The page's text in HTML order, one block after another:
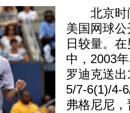
北京时
美国网球
日较量。
中，2003
罗迪克送
5/7-6(1)/4-
弗格尼尼